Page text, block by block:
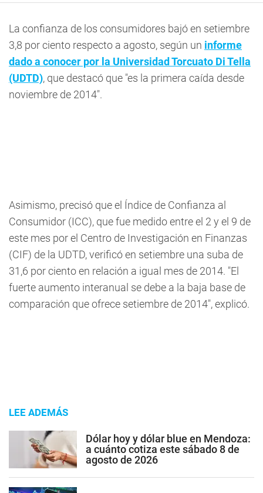
La confianza de los consumidores bajó en setiembre
3,8 por ciento respecto a agosto, según un informe
dado a conocer por la Universidad Torcuato Di Tella
(UDTD), que destacó que "es la primera caída desde
noviembre de 2014".
Asimismo, precisó que el Índice de Confianza al
Consumidor (ICC), que fue medido entre el 2 y el 9 de
este mes por el Centro de Investigación en Finanzas
(CIF) de la UDTD, verificó en setiembre una suba de
31,6 por ciento en relación a igual mes de 2014. "El
fuerte aumento interanual se debe a la baja base de
comparación que ofrece setiembre de 2014", explicó.
LEE ADEMÁS
Dólar hoy y dólar blue en Mendoza:
a cuánto cotiza este sábado 8 de
agosto de 2026